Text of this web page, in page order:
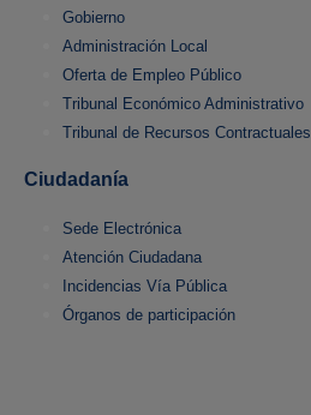
Gobierno
Administración Local
Oferta de Empleo Público
Tribunal Económico Administrativo
Tribunal de Recursos Contractuales
Ciudadanía
Sede Electrónica
Atención Ciudadana
Incidencias Vía Pública
Órganos de participación